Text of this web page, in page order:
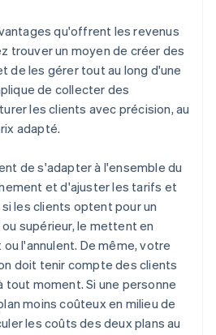
qu'offrent les revenus
trouver un moyen de créer des
de les gérer tout au long d'une
de collecter des
les clients avec précision, au
adapté.
de s'adapter à l'ensemble du
et d'ajuster les tarifs et
les clients optent pour un
supérieur, le mettent en
l'annulent. De même, votre
doit tenir compte des clients
tout moment. Si une personne
moins coûteux en milieu de
les coûts des deux plans au